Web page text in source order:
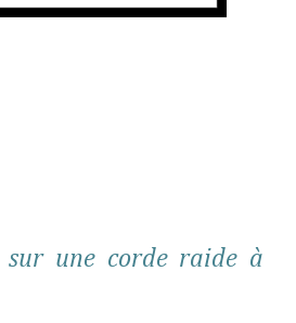
une corde raide à